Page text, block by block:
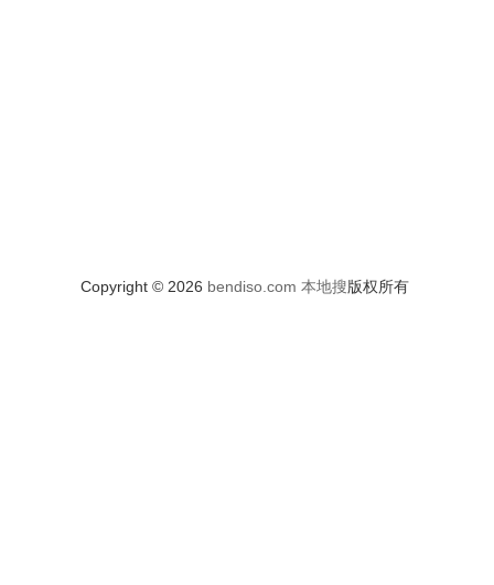
Copyright © 2026 bendiso.com 本地搜版权所有